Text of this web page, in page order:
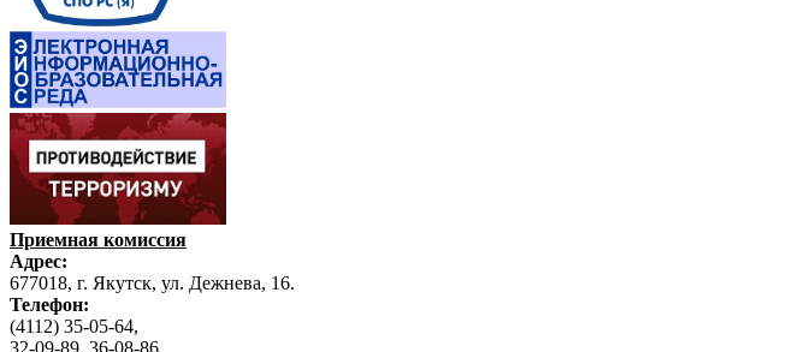
Приемная комиссия
Адрес:
677018, г. Якутск, ул. Дежнева, 16.
Телефон:
(4112) 35-05-64,
32-09-89, 36-08-86,